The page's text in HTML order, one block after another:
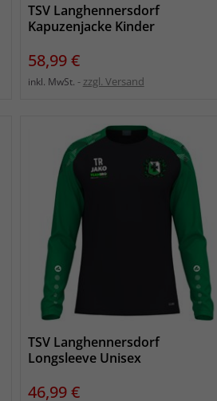
TSV Langhennersdorf
Kapuzenjacke Kinder
Preis
58,99 €
inkl. MwSt. zzgl. Versand
TSV Langhennersdorf
Longsleeve Unisex
Preis
46,99 €